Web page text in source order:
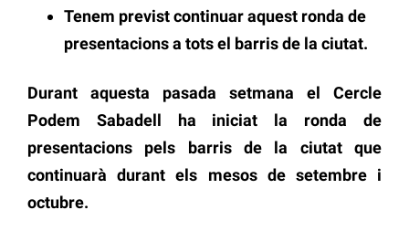
Tenem previst continuar aquest ronda de
presentacions a tots el barris de la ciutat.
Durant aquesta pasada setmana el Cercle
Podem Sabadell ha iniciat la ronda de
presentacions pels barris de la ciutat que
continuarà durant els mesos de setembre i
octubre.